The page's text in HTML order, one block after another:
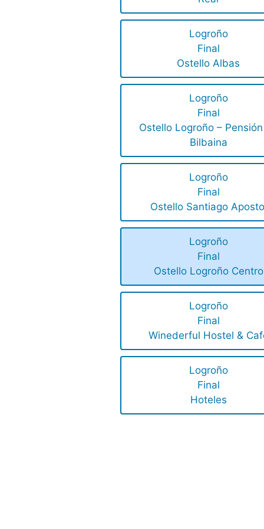
Logroño
Final
Ostello Albas
Logroño
Final
Ostello Logroño –
Bilbaina
Logroño
Final
Ostello Santiago
Logroño
Final
Ostello Logroño Centro
Logroño
Final
Winederful Hostel &
Logroño
Final
Hoteles